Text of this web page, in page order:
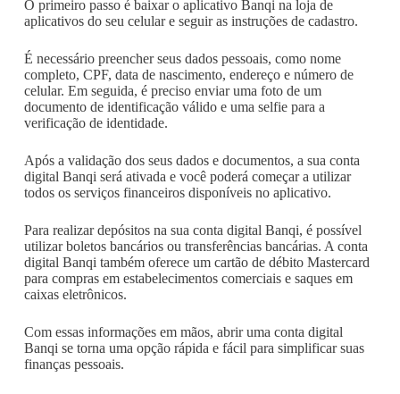
O primeiro passo é baixar o aplicativo Banqi na loja de
aplicativos do seu celular e seguir as instruções de cadastro.
É necessário preencher seus dados pessoais, como nome
completo, CPF, data de nascimento, endereço e número de
celular. Em seguida, é preciso enviar uma foto de um
documento de identificação válido e uma selfie para a
verificação de identidade.
Após a validação dos seus dados e documentos, a sua conta
digital Banqi será ativada e você poderá começar a utilizar
todos os serviços financeiros disponíveis no aplicativo.
Para realizar depósitos na sua conta digital Banqi, é possível
utilizar boletos bancários ou transferências bancárias. A conta
digital Banqi também oferece um cartão de débito Mastercard
para compras em estabelecimentos comerciais e saques em
caixas eletrônicos.
Com essas informações em mãos, abrir uma conta digital
Banqi se torna uma opção rápida e fácil para simplificar suas
finanças pessoais.